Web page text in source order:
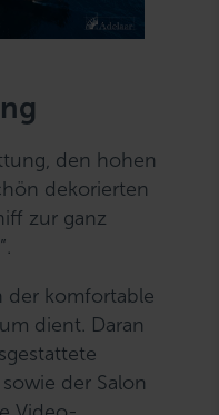
den hohen
dekorierten
zur ganz
der komfortable
dient. Daran
der Salon